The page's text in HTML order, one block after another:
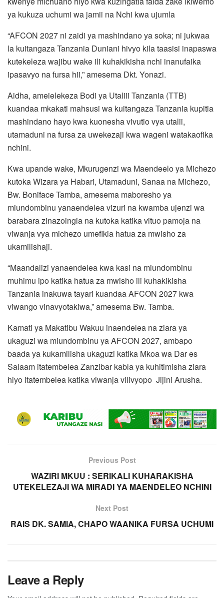
ya kukuza uchumi wa jamii na Nchi kwa ujumla
“AFCON 2027 ni zaidi ya mashindano ya soka; ni jukwaa
la kuitangaza Tanzania Duniani hivyo kila taasisi inapaswa
kutekeleza wajibu wake ili kuhakikisha nchi inanufaika
ipasavyo na fursa hii,” amesema Dkt. Yonazi.
Aidha, ameielekeza Bodi ya Utaliii Tanzania (TTB)
kuandaa mkakati mahsusi wa kuitangaza Tanzania kupitia
mashindano hayo kwa kuonesha vivutio vya utalii,
utamaduni na fursa za uwekezaji kwa wageni watakaofika
nchini.
Kwa upande wake, Mkurugenzi wa Maendeelo ya Michezo
kutoka Wizara ya Habari, Utamaduni, Sanaa na Michezo,
Bw. Boniface Tamba, amesema maboresho ya
miundombinu yanaendelea vizuri na kwamba ujenzi wa
barabara zinazoingia na kutoka katika vituo pamoja na
viwanja vya michezo umefikia hatua za mwisho za
ukamilishaji.
“Maandalizi yanaendelea kwa kasi na miundombinu
muhimu ipo katika hatua za mwisho ili kuhakikisha
Tanzania inakuwa tayari kuandaa AFCON 2027 kwa
viwango vinavyotakiwa,” amesema Bw. Tamba.
Kamati ya Makatibu Wakuu inaendelea na ziara ya
ukaguzi wa miundombinu ya AFCON 2027, ambapo
baada ya kukamilisha ukaguzi katika Mkoa wa Dar es
Salaam itatembelea Zanzibar kabla ya kuhitimisha ziara
hiyo itatembelea katika viwanja vilivyopo Jijini Arusha.
Previous Post
WAZIRI MKUU : SERIKALI KUHARAKISHA
UTEKELEZAJI WA MIRADI YA MAENDELEO NCHINI
Next Post
RAIS DK. SAMIA, CHAPO WAANIKA FURSA UCHUMI
Leave a Reply